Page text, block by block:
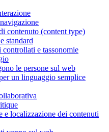
contenuto (content type)
standard
e tassonomie
le persone sul web
un linguaggio semplice
e localizzazione dei contenuti